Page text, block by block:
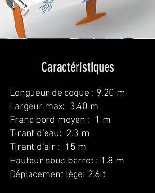
Caractéristiques
Longueur de coque : 9.20 m
Largeur max: 3.40 m
Franc bord moyen : 1 m
Tirant d’eau: 2.3 m
Tirant d’air : 15 m
Hauteur sous barrot : 1.8 m
Déplacement lège: 2.6 t